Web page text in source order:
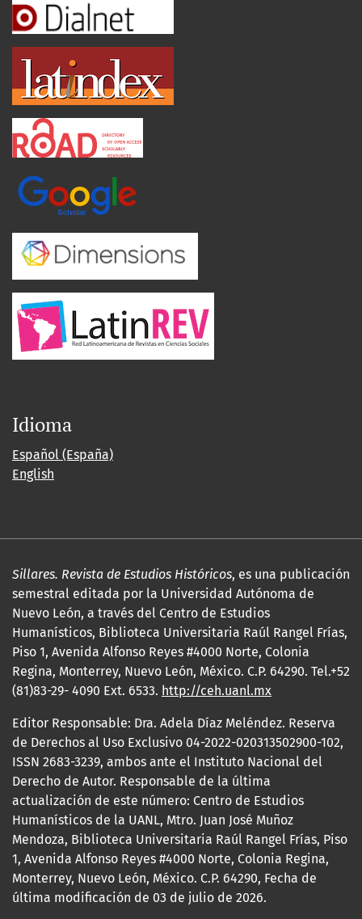
Idioma
Español (España)
English
Sillares. Revista de Estudios Históricos, es una publicación
semestral editada por la Universidad Autónoma de
Nuevo León, a través del Centro de Estudios
Humanísticos, Biblioteca Universitaria Raúl Rangel Frías,
Piso 1, Avenida Alfonso Reyes #4000 Norte, Colonia
Regina, Monterrey, Nuevo León, México. C.P. 64290. Tel.+52
(81)83-29- 4090 Ext. 6533. http://ceh.uanl.mx
Editor Responsable: Dra. Adela Díaz Meléndez. Reserva
de Derechos al Uso Exclusivo 04-2022-020313502900-102,
ISSN 2683-3239, ambos ante el Instituto Nacional del
Derecho de Autor. Responsable de la última
actualización de este número: Centro de Estudios
Humanísticos de la UANL, Mtro. Juan José Muñoz
Mendoza, Biblioteca Universitaria Raúl Rangel Frías, Piso
1, Avenida Alfonso Reyes #4000 Norte, Colonia Regina,
Monterrey, Nuevo León, México. C.P. 64290, Fecha de
última modificación de 03 de julio de 2026.